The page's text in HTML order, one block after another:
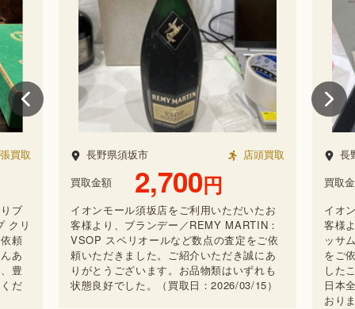
買取
ブ
クリ
頼
あ
豊
だ
長野県須坂市
店頭買取
買取金額
2,700円
イオンモール須坂店をご利用いただいたお
客様より、ブランデー／REMY MARTIN：
VSOP スペリオールなど数点の査定をご依
頼いただきました。ご紹介いただき誠にあ
りがとうございます。お品物類はいずれも
状態良好でした。（買取日：2026/03/15）
長
買取
イオ
客様
ッサ
をご
した
日本
おり